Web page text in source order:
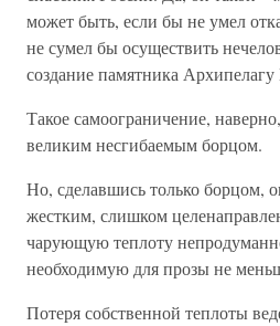
может быть, если бы не умел
не сумел бы осуществить
создание памятника
Такое самоограничение,
великим несгибаемым борцом.
Но, сделавшись только борцом,
жестким, слишком
чарующую теплоту
необходимую для прозы не
Потеря собственной теплоты